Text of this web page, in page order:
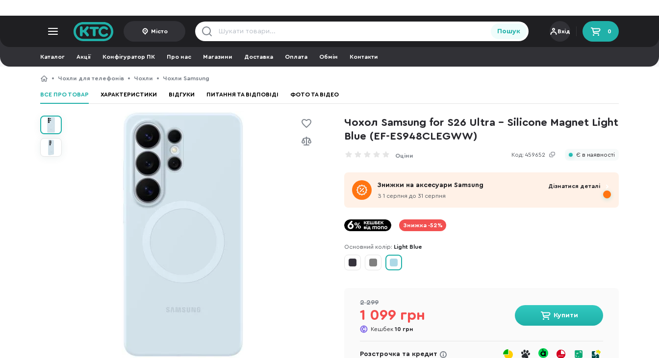
Місто Пошук Вхід 0
Каталог Акції Конфігуратор ПК Про нас Магазини Доставка Оплата Обмін Контакти
Чохли для телефонів Чохли Чохли Samsung
ВСЕ ПРО ТОВАР ХАРАКТЕРИСТИКИ ВІДГУКИ ПИТАННЯ ТА ВІДПОВІДІ ФОТО ТА ВІДЕО
Чохол Samsung for S26 Ultra - Silicone Magnet Light
Blue (EF-ES948CLEGWW)
Код: 459652
Оціни Є в наявності
Знижки на аксесуари Samsung
З 1 серпня до 31 серпня
Дізнатися деталі
Знижка -52%
Основний колір: Light Blue
2 299
1 099 грн
Кешбек 10 грн
Купити
Розстрочка та кредит